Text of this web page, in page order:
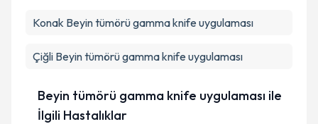
Kişisel verilerimin işlenmesine ilişkinAydınlatma
kapsamda işlenmesini kabul ediyorum.
Takvim Talebini Gönder
Konak Beyin tümörü gamma knife uygulaması
Çiğli Beyin tümörü gamma knife uygulaması
Beyin tümörü gamma knife uygulaması ile
İlgili Hastalıklar